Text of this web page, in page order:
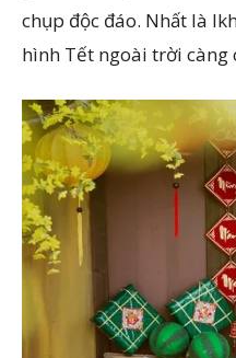
chụp độc đáo. Nhất là
hình Tết ngoài trời càng